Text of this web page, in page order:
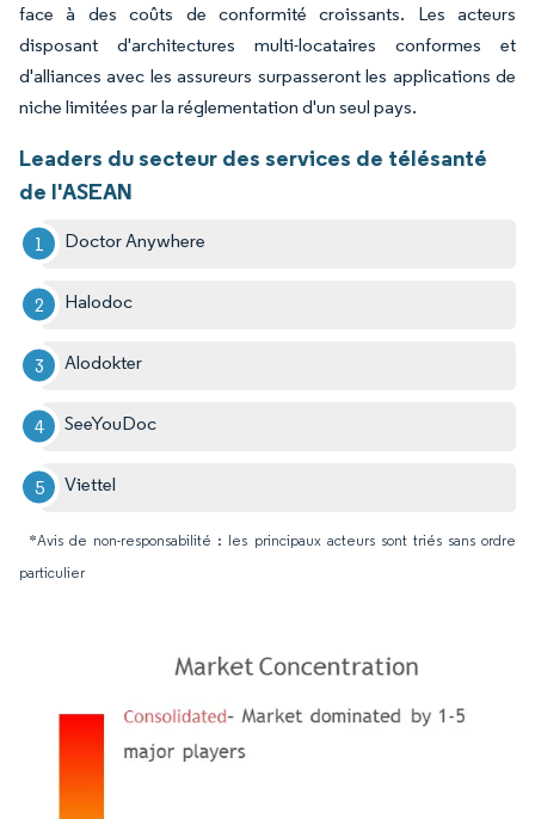
face à des coûts de conformité croissants. Les acteurs
disposant d'architectures multi-locataires conformes et
d'alliances avec les assureurs surpasseront les applications de
niche limitées par la réglementation d'un seul pays.
Leaders du secteur des services de télésanté
de l'ASEAN
Doctor Anywhere
Halodoc
Alodokter
SeeYouDoc
Viettel
*Avis de non-responsabilité : les principaux acteurs sont triés sans ordre
particulier